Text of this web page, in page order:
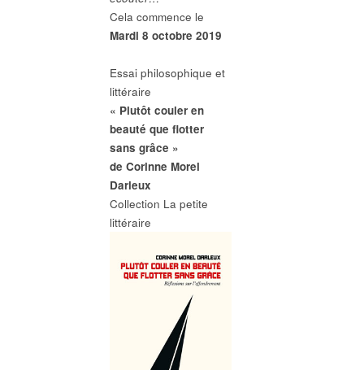
Cela commence le
Mardi 8 octobre 2019
Essai philosophique et
littéraire
« Plutôt couler en
beauté que flotter
sans grâce »
de Corinne Morel
Darleux
Collection La petite
littéraire